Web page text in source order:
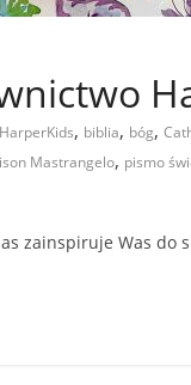
, biblia, bóg,
Mastrangelo, pismo
zainspiruje Was do